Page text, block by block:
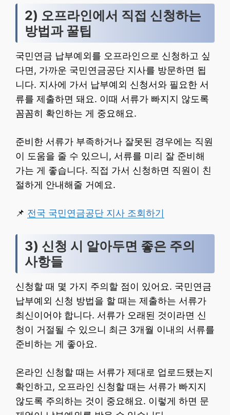
2) 오프라인에서 직접 신청하는
방법과 꿀팁
국민연금 납부예외를 오프라인으로 신청하고 싶
다면, 가까운 국민연금공단 지사를 방문하면 됩
니다. 지사에 가서 납부예외 신청서와 필요한 서
류를 제출하면 돼요. 이때 서류가 빠지지 않도록
꼼꼼히 확인하는 게 중요해요.
준비한 서류가 부족하거나 잘못된 경우에는 직원
이 도움을 줄 수 있으니, 서류를 미리 잘 준비해
가는 게 좋습니다. 직접 가서 신청하면 직원이 친
절하게 안내해줄 거예요.
📌 전국 국민연금공단 지사 조회하기
3) 신청 시 알아두면 좋은 주의
사항들
신청할 때 몇 가지 주의할 점이 있어요. 국민연금
납부예외 신청 방법을 할 때는 제출하는 서류가
최신이어야 합니다. 서류가 오래된 것이라면 신
청이 거절될 수 있으니 최근 3개월 이내의 서류를
준비하는 게 좋아요.
온라인 신청할 때는 서류가 제대로 업로드됐는지
확인하고, 오프라인 신청할 때는 서류가 빠지지
않도록 주의하는 것이 중요해요. 이렇게 하면 문